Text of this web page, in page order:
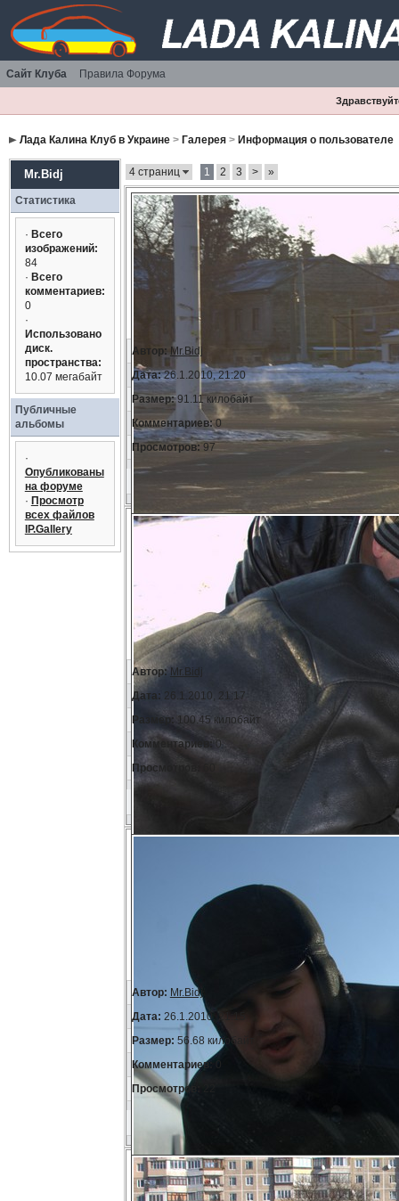
Сайт Клуба Правила Форума
Лада Калина Клуб в Украине> Галерея> Информация о пользователе
Mr.Bidj
Статистика
· Всего
изображений:
84
· Всего
комментариев:
0
·
Использовано
диск.
пространства:
10.07 мегабайт
Публичные
альбомы
·
Опубликованы
на форуме
· Просмотр
всех файлов
IP.Gallery
4 страниц 1 2 3 > »
Автор: Mr.Bidj
Дата:26.1.2010, 21:20
Размер:91.11 килобайт
Комментариев:0
Просмотров: 97
Автор: Mr.Bidj
Дата: 26.1.2010, 21:17
Размер: 100.45 килобайт
Комментариев: 0
Просмотров:
Автор: Mr.Bidj
Дата: 26.1.2010, 21:15
Размер: 56.68 килобайт
Комментариев:
Просмотров: